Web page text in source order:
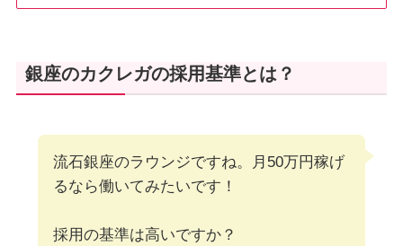
銀座のカクレガの採用基準とは？
流石銀座のラウンジですね。月50万円稼げ
るなら働いてみたいです！
採用の基準は高いですか？